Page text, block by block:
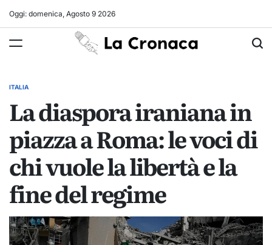
Oggi: domenica, Agosto 9 2026
La
Cronaca
POSTED
ITALIA
La diaspora iraniana in
piazza a Roma: le voci di
chi vuole la libertà e la
fine del regime